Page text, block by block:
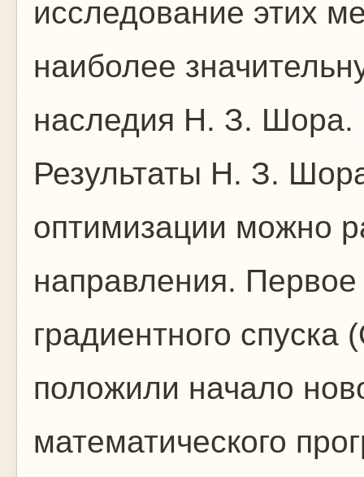
исследование этих
наиболее
наследия Н. З. Шора.
Результаты Н. З.
оптимизации можно
направления.
градиентного
положили начало
математического